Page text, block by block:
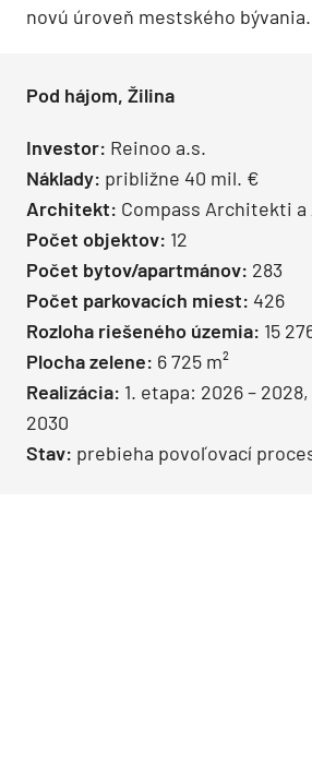
novú úroveň mestského bývania.
Pod hájom, Žilina
Investor: Reinoo a.s.
Náklady: približne 40 mil. €
Architekt: Compass Architekti
Počet objektov: 12
Počet bytov/apartmánov: 283
Počet parkovacích miest: 426
Rozloha riešeného územia: 15
Plocha zelene: 6 725 m²
Realizácia: 1. etapa: 2026 –
2030
Stav: prebieha povoľovací